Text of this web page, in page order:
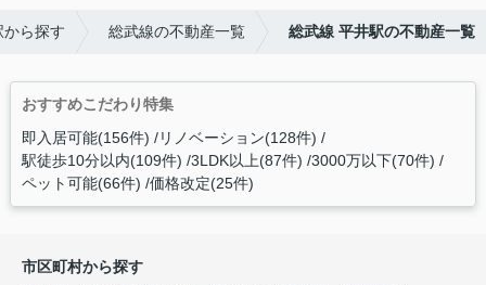
ら探す 総武線の不動産一覧 総武線 平井駅の不動産一覧
おすすめこだわり特集
即入居可能(156件) リノベーション(128件)
駅徒歩10分以内(109件) 3LDK以上(87件) 3000万以下(70件)
ペット可能(66件) 価格改定(25件)
市区町村から探す